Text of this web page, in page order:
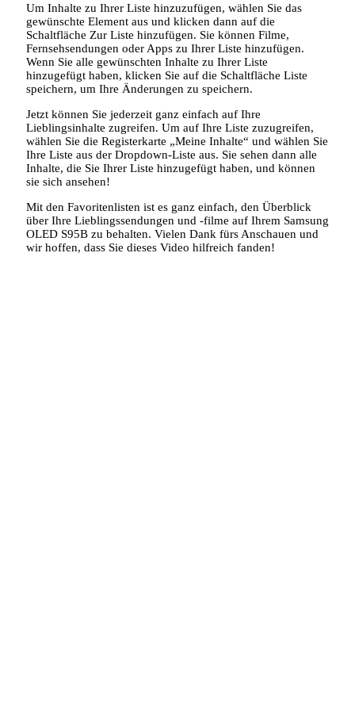
Um Inhalte zu Ihrer Liste hinzuzufügen, wählen Sie das
gewünschte Element aus und klicken dann auf die
Schaltfläche Zur Liste hinzufügen. Sie können Filme,
Fernsehsendungen oder Apps zu Ihrer Liste hinzufügen.
Wenn Sie alle gewünschten Inhalte zu Ihrer Liste
hinzugefügt haben, klicken Sie auf die Schaltfläche Liste
speichern, um Ihre Änderungen zu speichern.
Jetzt können Sie jederzeit ganz einfach auf Ihre
Lieblingsinhalte zugreifen. Um auf Ihre Liste zuzugreifen,
wählen Sie die Registerkarte „Meine Inhalte“ und wählen Sie
Ihre Liste aus der Dropdown-Liste aus. Sie sehen dann alle
Inhalte, die Sie Ihrer Liste hinzugefügt haben, und können
sie sich ansehen!
Mit den Favoritenlisten ist es ganz einfach, den Überblick
über Ihre Lieblingssendungen und -filme auf Ihrem Samsung
OLED S95B zu behalten. Vielen Dank fürs Anschauen und
wir hoffen, dass Sie dieses Video hilfreich fanden!